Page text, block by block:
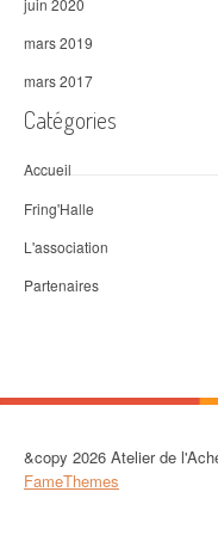
mars 2019
mars 2017
Catégories
Accueil
Fring'Halle
L'association
Partenaires
&copy 2026 Atelier de
FameThemes